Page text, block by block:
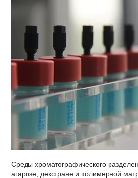
Среды хроматографического
агарозе, декстране и полимерной